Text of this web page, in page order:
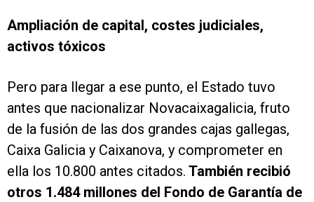
Ampliación de capital, costes judiciales,
activos tóxicos
Pero para llegar a ese punto, el Estado tuvo
antes que nacionalizar Novacaixagalicia, fruto
de la fusión de las dos grandes cajas gallegas,
Caixa Galicia y Caixanova, y comprometer en
ella los 10.800 antes citados. También recibió
otros 1.484 millones del Fondo de Garantía de